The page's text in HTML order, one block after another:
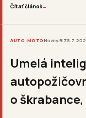
Čítať článok→
AUTO-MOTONovny.BIZ
Umelá
o